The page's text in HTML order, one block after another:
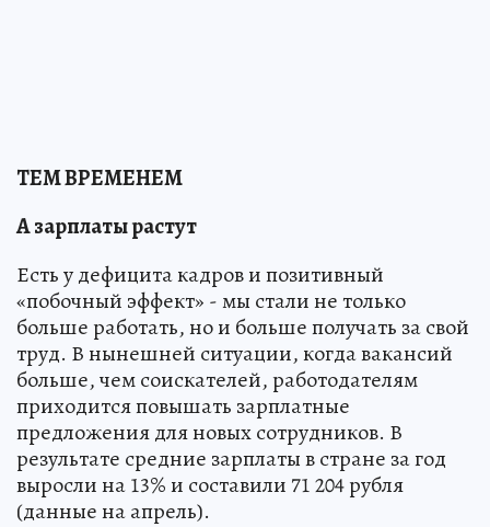
ТЕМ ВРЕМЕНЕМ
А зарплаты растут
Есть у дефицита кадров и позитивный
«побочный эффект» - мы стали не только
больше работать, но и больше получать за свой
труд. В нынешней ситуации, когда вакансий
больше, чем соискателей, работодателям
приходится повышать зарплатные
предложения для новых сотрудников. В
результате средние зарплаты в стране за год
выросли на 13% и составили 71 204 рубля
(данные на апрель).